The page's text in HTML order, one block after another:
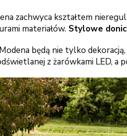
zachwyca kształtem
materiałów. Stylowe
Modena będą nie tylko
z żarówkami LED,